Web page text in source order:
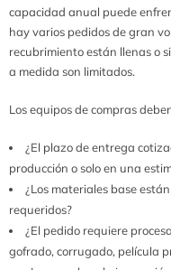
capacidad anual puede
hay varios pedidos de gran
recubrimiento están llenas o
a medida son limitados.
Los equipos de compras
¿El plazo de entrega
producción o solo en una
¿Los materiales base
requeridos?
¿El pedido requiere
gofrado, corrugado, película